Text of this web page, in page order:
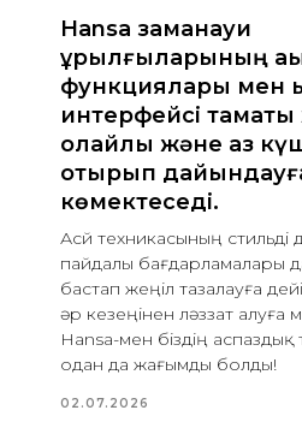
Hansa заманауи
құрылғыларының
функциялары мен
интерфейсі
қолайлы және аз
отырып
көмектеседі.
Асүй техникасының стильді
пайдалы бағдарламалары
бастап жеңіл тазалауға
әр кезеңінен ләззат алуға
Hansa-мен біздің аспаздық
одан да жағымды болды!
02.07.2026